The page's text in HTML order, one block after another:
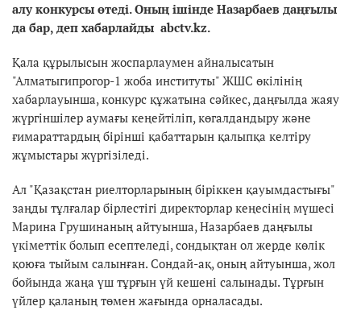
алу конкурсы өтеді. Оның ішінде Назарбаев даңғылы
да бар, деп хабарлайды abctv.kz.
Қала құрылысын жоспарлаумен айналысатын
"Алматыгипрогор-1 жоба институты" ЖШС өкілінің
хабарлауынша, конкурс құжатына сәйкес, даңғылда жаяу
жүргіншілер аумағы кеңейтіліп, көгалдандыру және
ғимараттардың бірінші қабаттарын қалыпқа келтіру
жұмыстары жүргізіледі.
Ал "Қазақстан риелторларының біріккен қауымдастығы"
заңды тұлғалар бірлестігі директорлар кеңесінің мүшесі
Марина Грушинаның айтуынша, Назарбаев даңғылы
үкіметтік болып есептеледі, сондықтан ол жерде көлік
қоюға тыйым салынған. Сондай-ақ, оның айтуынша, жол
бойында жаңа үш тұрғын үй кешені салынады. Тұрғын
үйлер қаланың төмен жағында орналасады.